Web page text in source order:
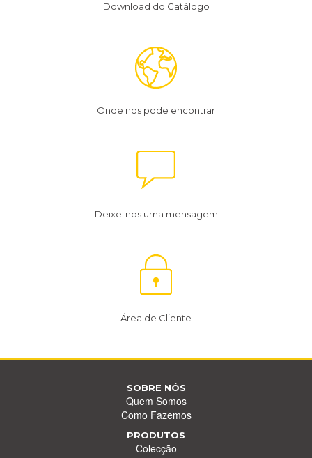
Download do Catálogo
Onde nos pode encontrar
Deixe-nos uma mensagem
Área de Cliente
SOBRE NÓS
Quem Somos
Como Fazemos
PRODUTOS
Colecção